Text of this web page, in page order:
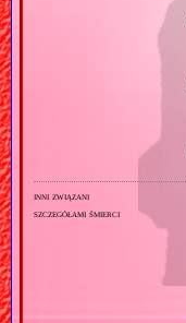
inni związani
szczegółami śmierci